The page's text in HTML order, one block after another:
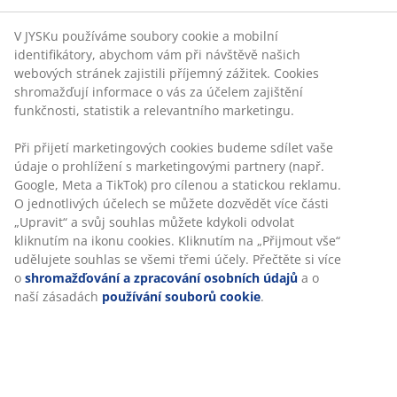
novým zvykem, ale například ve Spojených Státech a
Anglii se již stal tradicí. Den svatého Valentýna byl
zaveden papežem Gelasiem roku 496, který svátek
pojmenoval po římském knězi Valentýnovi.
Přejeme vám krásného Valentýna.
Datum:19/01/2018
V JYSKu používáme soubory cookie a mobilní
identifikátory, abychom vám při návštěvě našich
webových stránek zajistili příjemný zážitek. Cookies
shromažďují informace o vás za účelem zajištění
funkčnosti, statistik a relevantního marketingu.
Při přijetí marketingových cookies budeme sdílet vaše
údaje o prohlížení s marketingovými partnery (např.
Google, Meta a TikTok) pro cílenou a statickou reklamu.
O jednotlivých účelech se můžete dozvědět více části
„Upravit“ a svůj souhlas můžete kdykoli odvolat
kliknutím na ikonu cookies. Kliknutím na „Přijmout vše“
udělujete souhlas se všemi třemi účely. Přečtěte si více
o shromažďování a zpracování osobních údajů a o
naší zásadách používání souborů cookie.